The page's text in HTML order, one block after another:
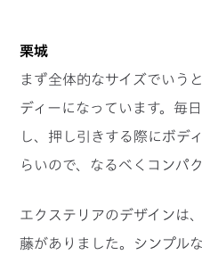
栗城
まず全体的なサイズでいう
ディーになっています。毎
し、押し引きする際にボデ
らいので、なるべくコンパ
エクステリアのデザインは
藤がありました。シンプル